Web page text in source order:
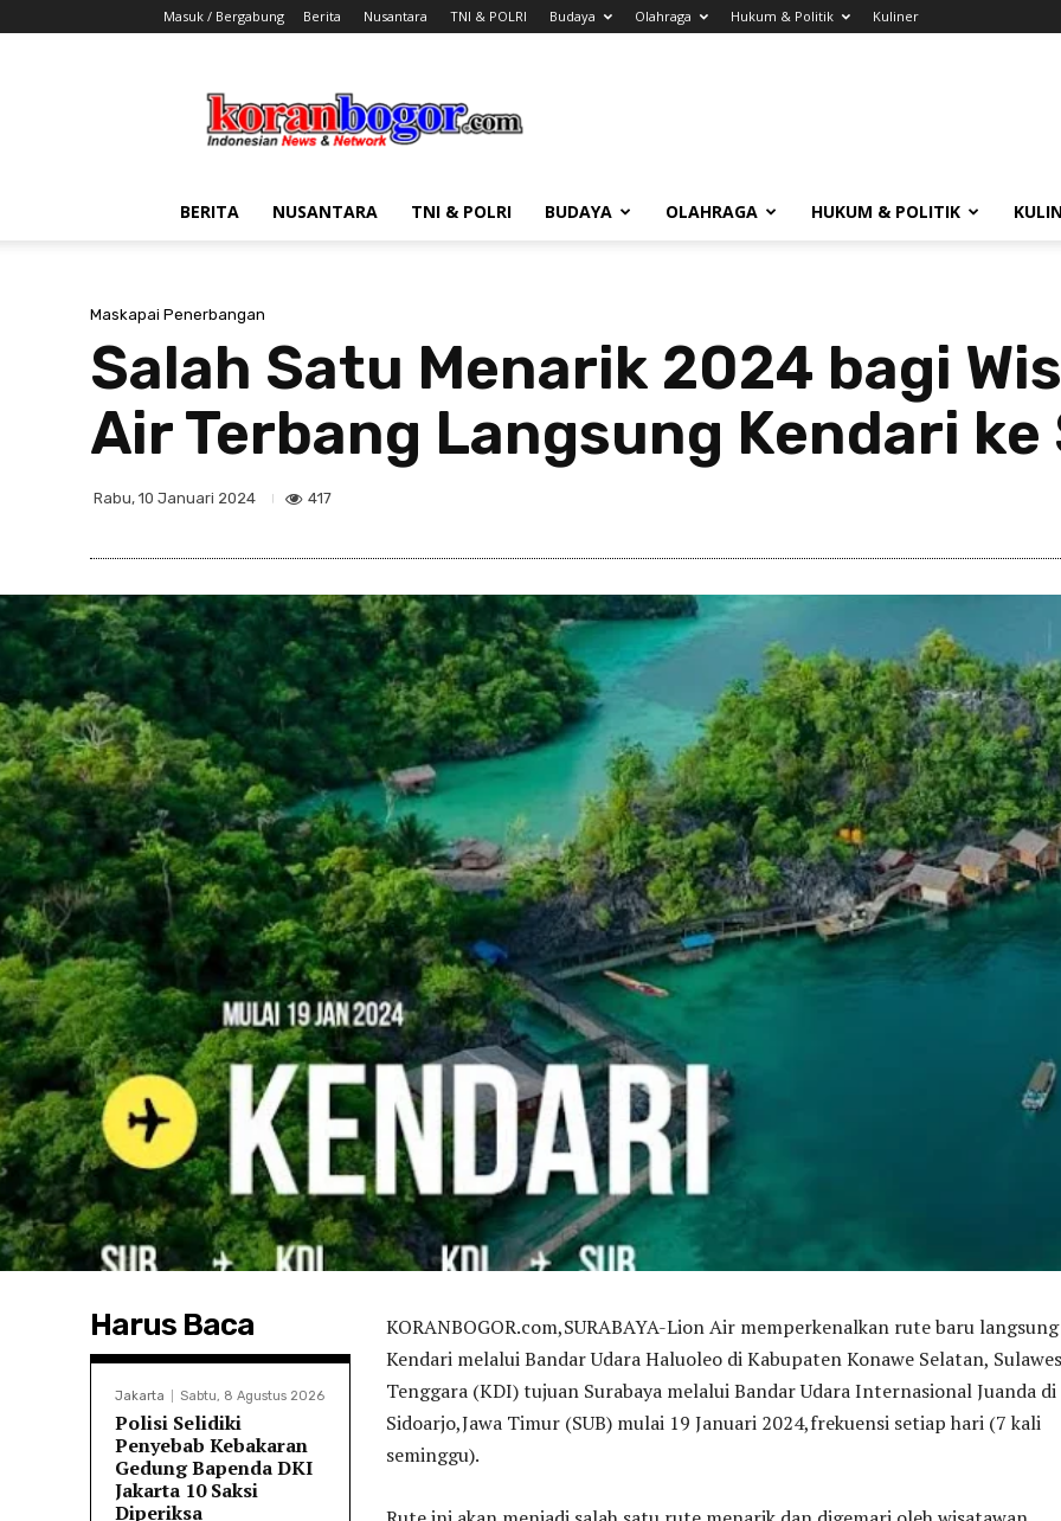
Masuk / Bergabung Berita Nusantara TNI & POLRI Budaya Olahraga Hukum & Politik Kuliner
Bogor
BERITA NUSANTARA TNI & POLRI BUDAYA OLAHRAGA HUKUM & POLITIK
Maskapai Penerbangan
Salah Satu Menarik 2024 bagi
Air Terbang Langsung Kendari ke
Rabu, 10 Januari 2024 417
Harus Baca
Jakarta Sabtu, 8 Agustus 2026
Polisi Selidiki
Penyebab Kebakaran
Gedung Bapenda DKI
Jakarta 10 Saksi
Diperiksa
KORANBOGOR.com,SURABAYA-Lion Air memperkenalkan rute baru langsung
Kendari melalui Bandar Udara Haluoleo di Kabupaten Konawe Selatan,
Tenggara (KDI) tujuan Surabaya melalui Bandar Udara Internasional Juanda di
Sidoarjo,Jawa Timur (SUB) mulai 19 Januari 2024,frekuensi setiap hari (7 kali
seminggu).